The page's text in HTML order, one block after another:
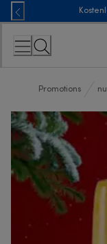
Skip
to
Content
Promotions